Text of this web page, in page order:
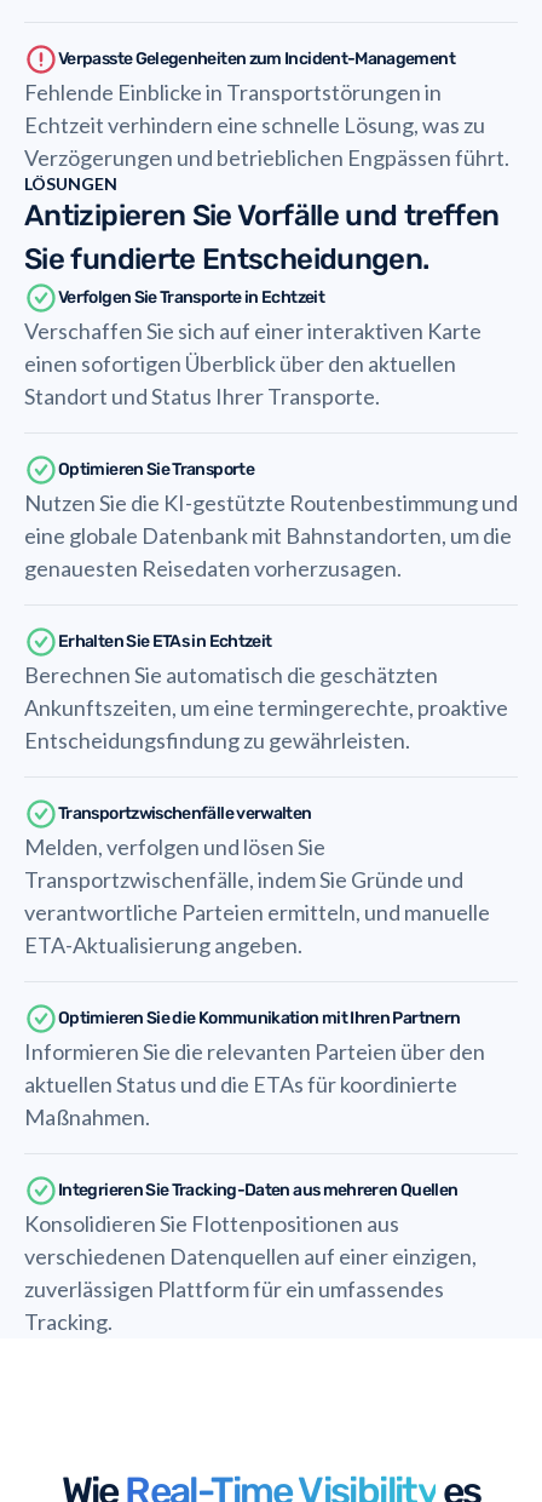
Verpasste Gelegenheiten zum Incident-Management
Fehlende Einblicke in Transportstörungen in
Echtzeit verhindern eine schnelle Lösung, was zu
Verzögerungen und betrieblichen Engpässen führt.
LÖSUNGEN
Antizipieren Sie Vorfälle und treffen
Sie fundierte Entscheidungen.
Verfolgen Sie Transporte in Echtzeit
Verschaffen Sie sich auf einer interaktiven Karte
einen sofortigen Überblick über den aktuellen
Standort und Status Ihrer Transporte.
Optimieren Sie Transporte
Nutzen Sie die KI-gestützte Routenbestimmung und
eine globale Datenbank mit Bahnstandorten, um die
genauesten Reisedaten vorherzusagen.
Erhalten Sie ETAs in Echtzeit
Berechnen Sie automatisch die geschätzten
Ankunftszeiten, um eine termingerechte, proaktive
Entscheidungsfindung zu gewährleisten.
Transportzwischenfälle verwalten
Melden, verfolgen und lösen Sie
Transportzwischenfälle, indem Sie Gründe und
verantwortliche Parteien ermitteln, und manuelle
ETA-Aktualisierung angeben.
Optimieren Sie die Kommunikation mit Ihren Partnern
Informieren Sie die relevanten Parteien über den
aktuellen Status und die ETAs für koordinierte
Maßnahmen.
Integrieren Sie Tracking-Daten aus mehreren Quellen
Konsolidieren Sie Flottenpositionen aus
verschiedenen Datenquellen auf einer einzigen,
zuverlässigen Plattform für ein umfassendes
Tracking.
WieReal-Time Visibilityes